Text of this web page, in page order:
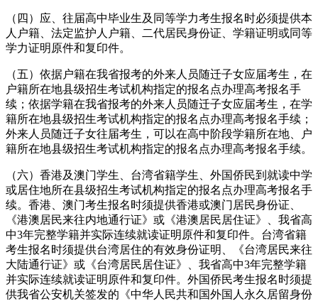
（四）应、往届高中毕业生及同等学力考生报名时必须提供本
人户籍、法定监护人户籍、二代居民身份证、学籍证明或同等
学力证明原件和复印件。
（五）依据户籍在我省报考的外来人员随迁子女应届考生，在
户籍所在地县级招生考试机构指定的报名点办理高考报名手
续；依据学籍在我省报考的外来人员随迁子女应届考生，在学
籍所在地县级招生考试机构指定的报名点办理高考报名手续；
外来人员随迁子女往届考生，可以在高中阶段学籍所在地、户
籍所在地县级招生考试机构指定的报名点办理高考报名手续。
（六）香港及澳门学生、台湾省籍学生、外国侨民到就读中学
或居住地所在县级招生考试机构指定的报名点办理高考报名手
续。香港、澳门考生报名时须提供香港或澳门居民身份证、
《港澳居民来往内地通行证》或《港澳居民居住证》、我省高
中3年完整学籍并实际连续就读证明原件和复印件。台湾省籍
考生报名时须提供台湾居住的有效身份证明、《台湾居民来往
大陆通行证》或《台湾居民居住证》、我省高中3年完整学籍
并实际连续就读证明原件和复印件。外国侨民考生报名时须提
供我省公安机关签发的《中华人民共和国外国人永久居留身份